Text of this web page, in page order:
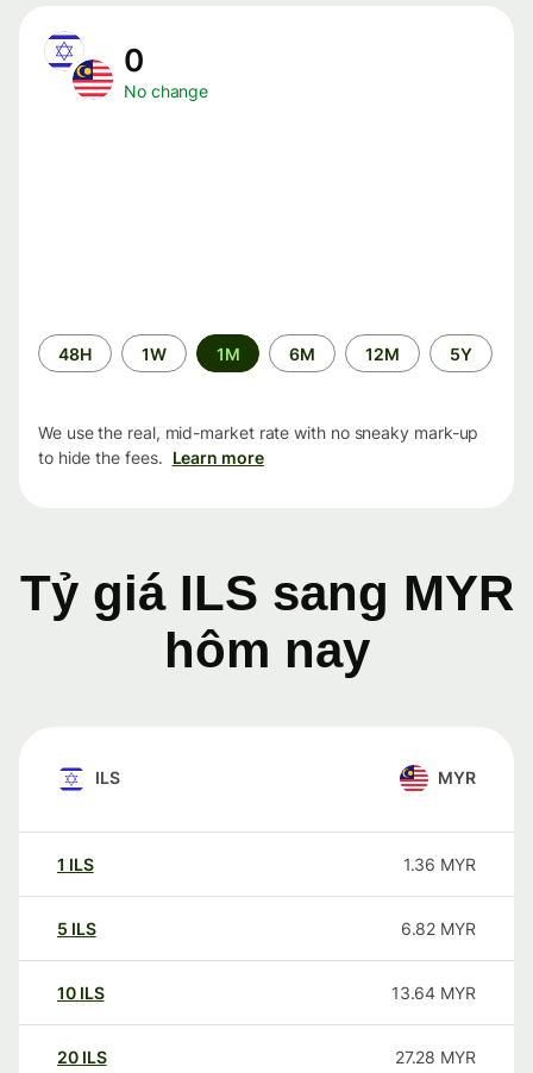
0
No change
Time
period
48H 1W 1M 6M 12M 5Y
We use the real, mid-market rate with no sneaky mark-up
to hide the fees. Learn more
Tỷ giá ILS sang MYR
hôm nay
ILS MYR
1 ILS 1.36 MYR
5 ILS 6.82 MYR
10 ILS 13.64 MYR
20 ILS 27.28 MYR